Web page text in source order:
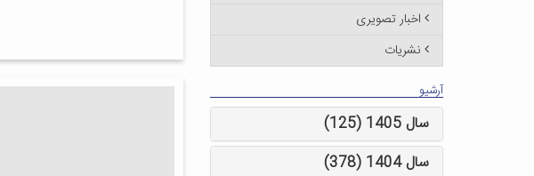
اخبار تصویری
نشریات
آرشیو
سال 1405 (125)
سال 1404 (378)